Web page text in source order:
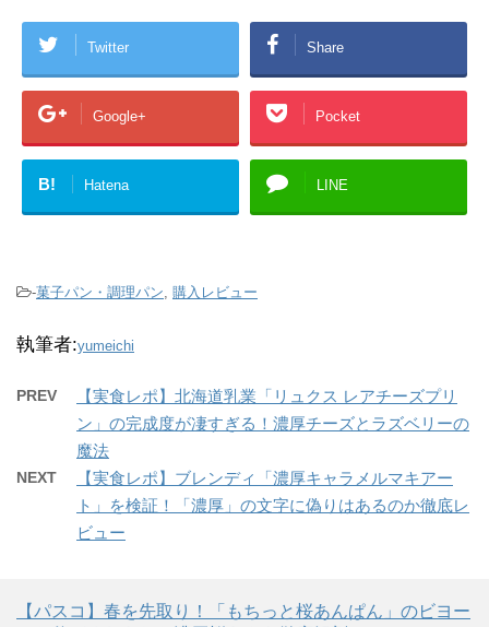
Twitter Share
Google+ Pocket
B! Hatena LINE
-菓子パン・調理パン 購入レビュー
執筆者:yumeichi
PREV
【実食レポ】北海道乳業「リュクス レアチーズプリ
ン」の完成度が凄すぎる！濃厚チーズとラズベリーの
魔法
NEXT
【実食レポ】ブレンディ「濃厚キャラメルマキアー
ト」を検証！「濃厚」の文字に偽りはあるのか徹底レ
ビュー
【パスコ】春を先取り！「もちっと桜あんぱん」のビヨー